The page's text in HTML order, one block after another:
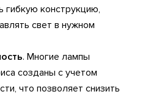
гибкую конструкцию,
свет в нужном
. Многие лампы
созданы с учетом
что позволяет снизить